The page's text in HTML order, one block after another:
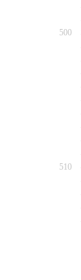
500
510